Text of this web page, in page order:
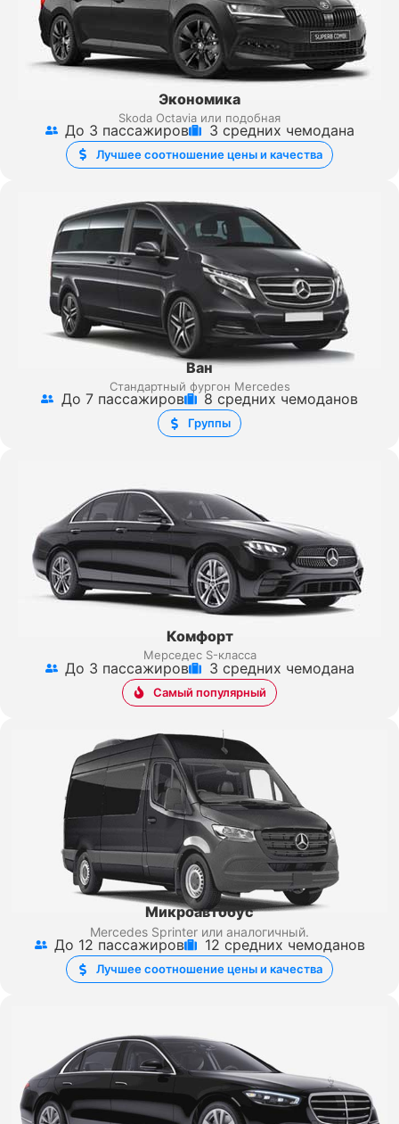
Экономика
Skoda Octavia или подобная
До 3 пассажиров 3 средних чемодана
Лучшее соотношение цены и качества
Ван
Стандартный фургон Mercedes
До 7 пассажиров 8 средних чемоданов
Группы
Комфорт
Мерседес S-класса
До 3 пассажиров 3 средних чемодана
Самый популярный
Микроавтобус
Mercedes Sprinter или аналогичный.
До 12 пассажиров 12 средних чемоданов
Лучшее соотношение цены и качества